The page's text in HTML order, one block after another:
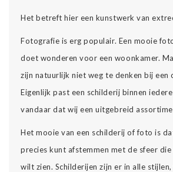
Het betreft hier een kunstwerk van
Fotografie is erg populair. Een mooie
doet wonderen voor een woonkamer.
zijn natuurlijk niet weg te denken bij een
Eigenlijk past een schilderij binnen
vandaar dat wij een uitgebreid
Het mooie van een schilderij of foto is
precies kunt afstemmen met de sfeer die
wilt zien. Schilderijen zijn er in alle